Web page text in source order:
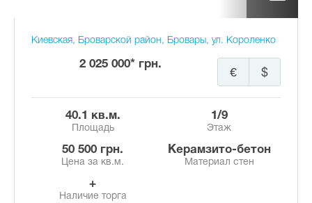
Киевская, Броварской район, Бровары, ул. Короленко
2 025 000* грн.
$
€
40.1 кв.м.
Площадь
1/9
Этаж
50 500 грн.
Цена за кв.м.
Керамзито-бетон
Материал стен
+
Наличие торга